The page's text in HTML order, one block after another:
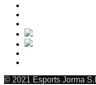
© 2021 Esports Jorma